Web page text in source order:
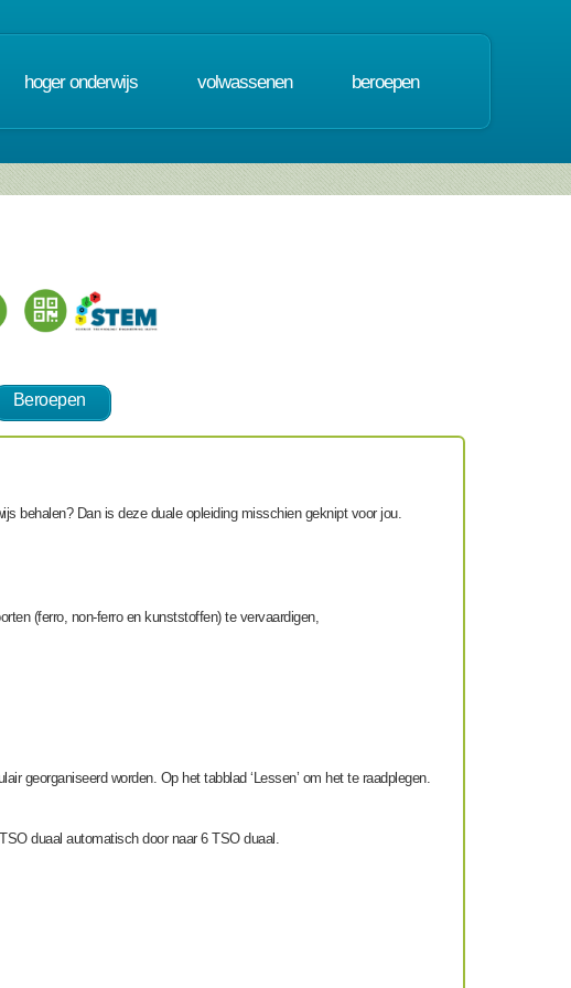
hoger onderwijs volwassenen beroepen
Beroepen
behalen? Dan is deze duale opleiding misschien geknipt voor jou.
(ferro, non-ferro en kunststoffen) te vervaardigen,
georganiseerd worden. Op het tabblad ‘Lessen’ om het te raadplegen.
duaal automatisch door naar 6 TSO duaal.